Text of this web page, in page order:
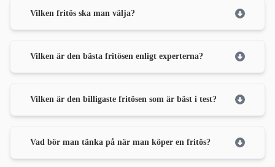
Vilken fritös ska man välja?
Vilken är den bästa fritösen enligt experterna?
Vilken är den billigaste fritösen som är bäst i test?
Vad bör man tänka på när man köper en fritös?